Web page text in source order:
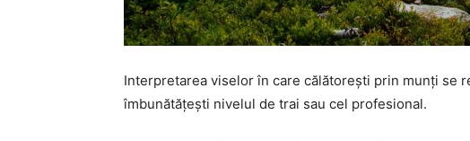
Interpretarea viselor în care călătorești prin munți se
îmbunătățești nivelul de trai sau cel profesional.